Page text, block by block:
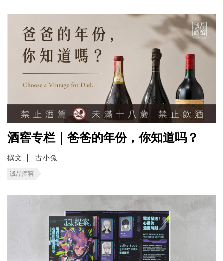
酒窖专栏｜爸爸的年份，你知道吗？
撰文 古小兔
诚品酒窖